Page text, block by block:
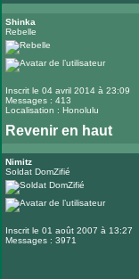
Shinka
Rebelle
Inscrit le 04 avril 2014 à 23:09
Messages : 413
Localisation : Honolulu
Revenir en haut
Nimitz
Soldat DomZifié
Inscrit le 01 août 2007 à 13:27
Messages : 3971